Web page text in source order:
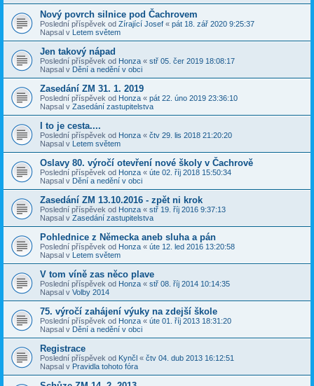
Nový povrch silnice pod Čachrovem
Poslední příspěvek od Zírající Josef « pát 18. zář 2020 9:25:37
Napsal v Letem světem
Jen takový nápad
Poslední příspěvek od Honza « stř 05. čer 2019 18:08:17
Napsal v Dění a nedění v obci
Zasedání ZM 31. 1. 2019
Poslední příspěvek od Honza « pát 22. úno 2019 23:36:10
Napsal v Zasedání zastupitelstva
I to je cesta....
Poslední příspěvek od Honza « čtv 29. lis 2018 21:20:20
Napsal v Letem světem
Oslavy 80. výročí otevření nové školy v Čachrově
Poslední příspěvek od Honza « úte 02. říj 2018 15:50:34
Napsal v Dění a nedění v obci
Zasedání ZM 13.10.2016 - zpět ni krok
Poslední příspěvek od Honza « stř 19. říj 2016 9:37:13
Napsal v Zasedání zastupitelstva
Pohlednice z Německa aneb sluha a pán
Poslední příspěvek od Honza « úte 12. led 2016 13:20:58
Napsal v Letem světem
V tom víně zas něco plave
Poslední příspěvek od Honza « stř 08. říj 2014 10:14:35
Napsal v Volby 2014
75. výročí zahájení výuky na zdejší škole
Poslední příspěvek od Honza « úte 01. říj 2013 18:31:20
Napsal v Dění a nedění v obci
Registrace
Poslední příspěvek od Kynčl « čtv 04. dub 2013 16:12:51
Napsal v Pravidla tohoto fóra